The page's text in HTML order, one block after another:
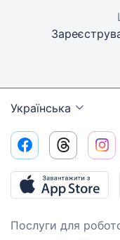
Українська
Послуги для